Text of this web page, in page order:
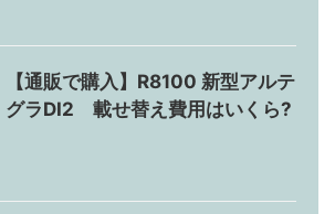
【通販で購入】R8100 新型アルテ
グラDI2 載せ替え費用はいくら?